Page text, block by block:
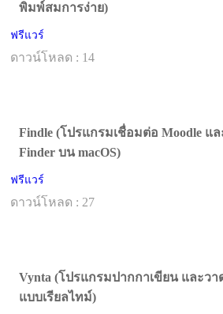
พิมพ์สมการง่าย)
ฟรีแวร์
ดาวน์โหลด : 14
Findle (โปรแกรมเชื่อมต่อ Moodle แล
Finder บน macOS)
ฟรีแวร์
ดาวน์โหลด : 27
Vynta (โปรแกรมปากกาเขียน และว
แบบเรียลไทม์)